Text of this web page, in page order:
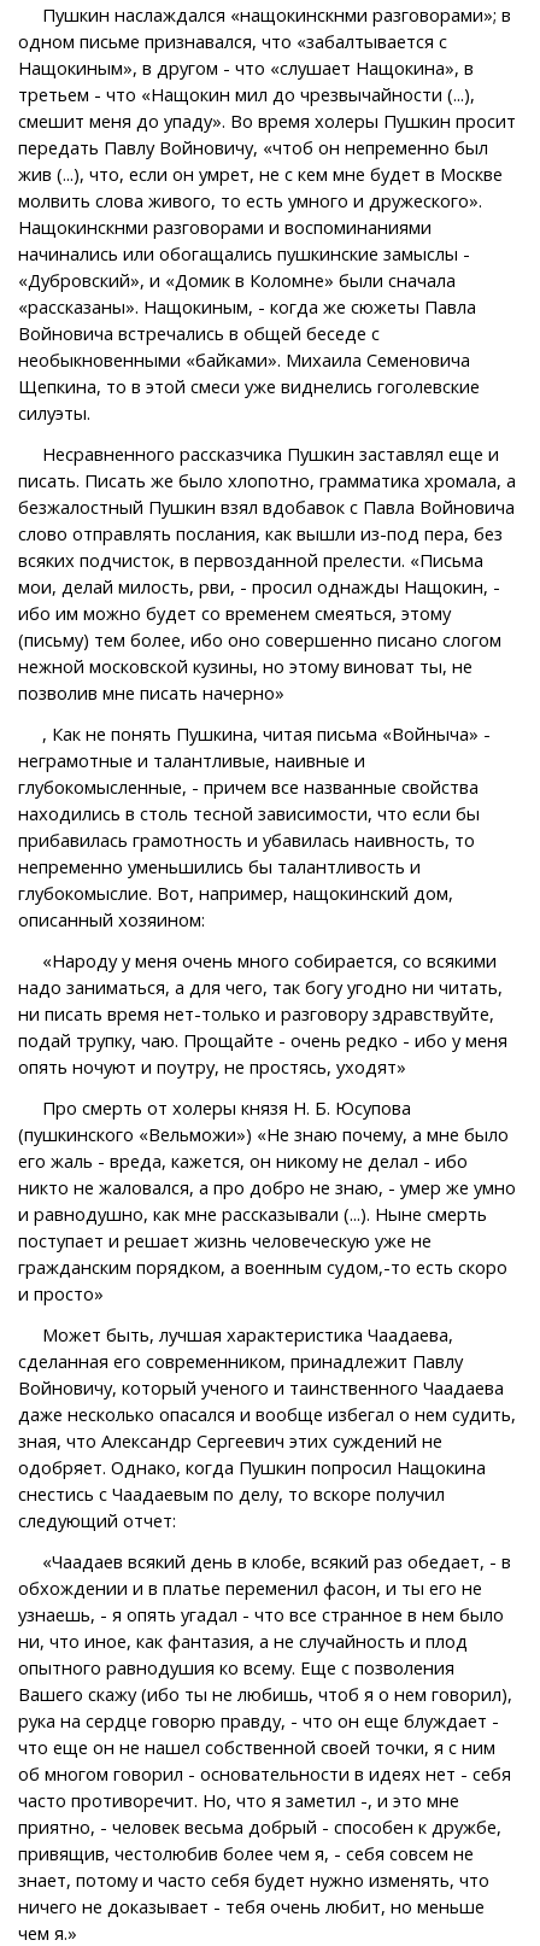
Пушкин наслаждался «нащокинскнми разговорами»; в
одном письме признавался, что «забалтывается с
Нащокиным», в другом - что «слушает Нащокина», в
третьем - что «Нащокин мил до чрезвычайности (...),
смешит меня до упаду». Во время холеры Пушкин просит
передать Павлу Войновичу, «чтоб он непременно был
жив (...), что, если он умрет, не с кем мне будет в Москве
молвить слова живого, то есть умного и дружеского».
Нащокинскнми разговорами и воспоминаниями
начинались или обогащались пушкинские замыслы -
«Дубровский», и «Домик в Коломне» были сначала
«рассказаны». Нащокиным, - когда же сюжеты Павла
Войновича встречались в общей беседе с
необыкновенными «байками». Михаила Семеновича
Щепкина, то в этой смеси уже виднелись гоголевские
силуэты.
Несравненного рассказчика Пушкин заставлял еще и
писать. Писать же было хлопотно, грамматика хромала, а
безжалостный Пушкин взял вдобавок с Павла Войновича
слово отправлять послания, как вышли из-под пера, без
всяких подчисток, в первозданной прелести. «Письма
мои, делай милость, рви, - просил однажды Нащокин, -
ибо им можно будет со временем смеяться, этому
(письму) тем более, ибо оно совершенно писано слогом
нежной московской кузины, но этому виноват ты, не
позволив мне писать начерно»
, Как не понять Пушкина, читая письма «Войныча» -
неграмотные и талантливые, наивные и
глубокомысленные, - причем все названные свойства
находились в столь тесной зависимости, что если бы
прибавилась грамотность и убавилась наивность, то
непременно уменьшились бы талантливость и
глубокомыслие. Вот, например, нащокинский дом,
описанный хозяином:
«Народу у меня очень много собирается, со всякими
надо заниматься, а для чего, так богу угодно ни читать,
ни писать время нет-только и разговору здравствуйте,
подай трупку, чаю. Прощайте - очень редко - ибо у меня
опять ночуют и поутру, не простясь, уходят»
Про смерть от холеры князя Н. Б. Юсупова
(пушкинского «Вельможи») «Не знаю почему, а мне было
его жаль - вреда, кажется, он никому не делал - ибо
никто не жаловался, а про добро не знаю, - умер же умно
и равнодушно, как мне рассказывали (...). Ныне смерть
поступает и решает жизнь человеческую уже не
гражданским порядком, а военным судом,-то есть скоро
и просто»
Может быть, лучшая характеристика Чаадаева,
сделанная его современником, принадлежит Павлу
Войновичу, который ученого и таинственного Чаадаева
даже несколько опасался и вообще избегал о нем судить,
зная, что Александр Сергеевич этих суждений не
одобряет. Однако, когда Пушкин попросил Нащокина
снестись с Чаадаевым по делу, то вскоре получил
следующий отчет:
«Чаадаев всякий день в клобе, всякий раз обедает, - в
обхождении и в платье переменил фасон, и ты его не
узнаешь, - я опять угадал - что все странное в нем было
ни, что иное, как фантазия, а не случайность и плод
опытного равнодушия ко всему. Еще с позволения
Вашего скажу (ибо ты не любишь, чтоб я о нем говорил),
рука на сердце говорю правду, - что он еще блуждает -
что еще он не нашел собственной своей точки, я с ним
об многом говорил - основательности в идеях нет - себя
часто противоречит. Но, что я заметил -, и это мне
приятно, - человек весьма добрый - способен к дружбе,
привящив, честолюбив более чем я, - себя совсем не
знает, потому и часто себя будет нужно изменять, что
ничего не доказывает - тебя очень любит, но меньше
чем я.»